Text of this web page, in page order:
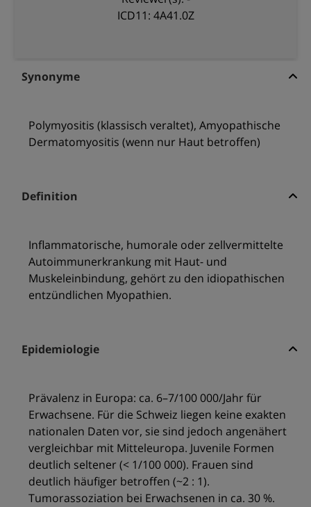
ICD11: 4A41.0Z
Synonyme
Polymyositis (klassisch veraltet), Amyopathische
Dermatomyositis (wenn nur Haut betroffen)
Definition
Inflammatorische, humorale oder zellvermittelte
Autoimmunerkrankung mit Haut- und
Muskeleinbindung, gehört zu den idiopathischen
entzündlichen Myopathien.
Epidemiologie
Prävalenz in Europa: ca. 6–7/100 000/Jahr für
Erwachsene. Für die Schweiz liegen keine exakten
nationalen Daten vor, sie sind jedoch angenähert
vergleichbar mit Mitteleuropa. Juvenile Formen
deutlich seltener (< 1/100 000). Frauen sind
deutlich häufiger betroffen (~2 : 1).
Tumorassoziation bei Erwachsenen in ca. 30 %.